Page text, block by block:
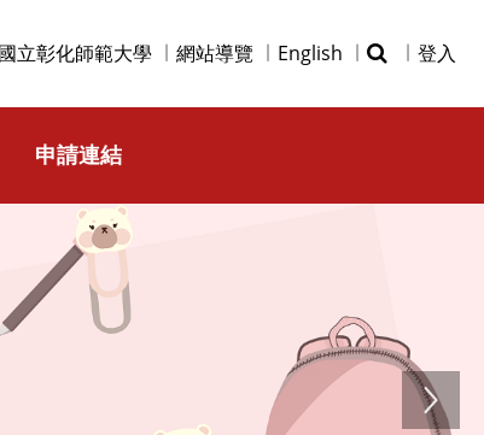
國立彰化師範大學 網站導覽 English 登入
申請連結
Next